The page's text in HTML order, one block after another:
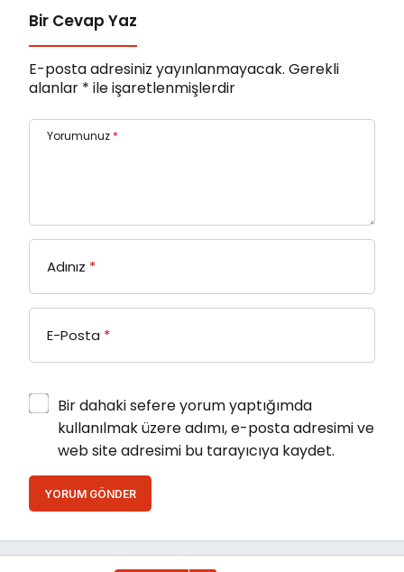
Bir Cevap Yaz
E-posta adresiniz yayınlanmayacak. Gerekli
alanlar * ile işaretlenmişlerdir
Yorumunuz *
Adınız *
E-Posta *
Bir dahaki sefere yorum yaptığımda
kullanılmak üzere adımı, e-posta adresimi ve
web site adresimi bu tarayıcıya kaydet.
YORUM GÖNDER